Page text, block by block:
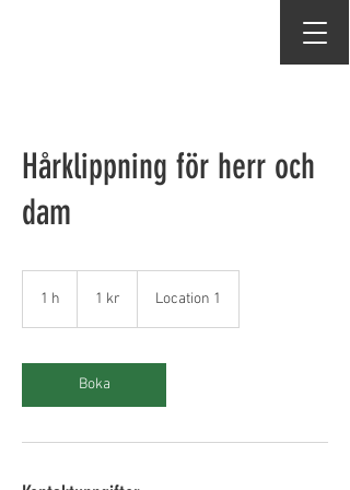
Hårklippning för herr och
dam
1 h
krona1 kr Location 1
Boka